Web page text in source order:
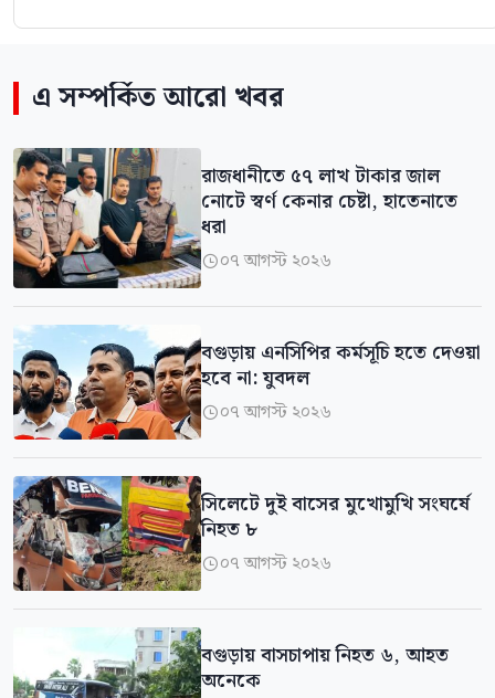
এ সম্পর্কিত আরো খবর
রাজধানীতে ৫৭ লাখ টাকার জাল
নোটে স্বর্ণ কেনার চেষ্টা, হাতেনাতে
ধরা
০৭ আগস্ট ২০২৬
বগুড়ায় এনসিপির কর্মসূচি হতে দেওয়া
হবে না: যুবদল
০৭ আগস্ট ২০২৬
সিলেটে দুই বাসের মুখোমুখি সংঘর্ষে
নিহত ৮
০৭ আগস্ট ২০২৬
বগুড়ায় বাসচাপায় নিহত ৬, আহত
অনেকে